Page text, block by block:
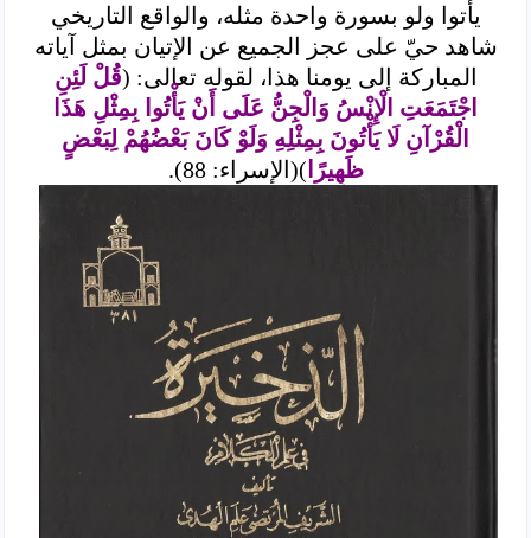
يأتوا ولو بسورة واحدة مثله، والواقع التاريخي
شاهد حيّ على عجز الجميع عن الإتيان بمثل آياته
المباركة إلى يومنا هذا، لقوله تعالى: (قُلْ لَئِنِ
اجْتَمَعَتِ الْإِنْسُ وَالْجِنُّ عَلَى أَنْ يَأْتُوا بِمِثْلِ هَذَا
الْقُرْآنِ لَا يَأْتُونَ بِمِثْلِهِ وَلَوْ كَانَ بَعْضُهُمْ لِبَعْضٍ
ظَهِيرًا )(الإسراء: 88).